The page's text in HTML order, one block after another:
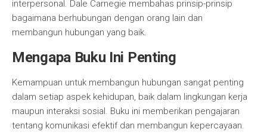
interpersonal. Dale Carnegie membahas prinsip-prinsip
bagaimana berhubungan dengan orang lain dan
membangun hubungan yang baik.
Mengapa Buku Ini Penting
Kemampuan untuk membangun hubungan sangat penting
dalam setiap aspek kehidupan, baik dalam lingkungan kerja
maupun interaksi sosial. Buku ini memberikan pengajaran
tentang komunikasi efektif dan membangun kepercayaan.